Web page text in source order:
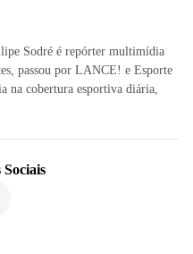
Sodré é repórter multimídia
passou por LANCE! e Esporte
na cobertura esportiva diária,
Sociais